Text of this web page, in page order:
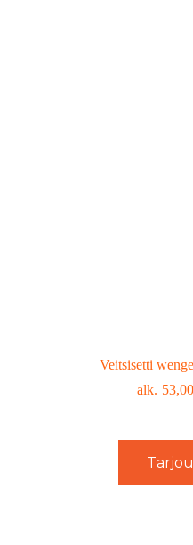
Veitsisetti